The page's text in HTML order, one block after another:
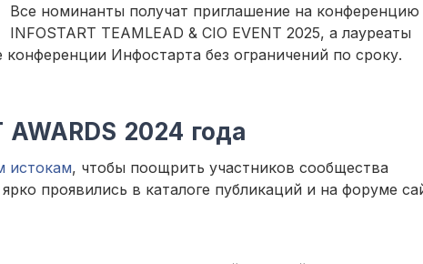
Все номинанты получат приглашение на конференцию
INFOSTART TEAMLEAD & CIO EVENT 2025, а лауреаты
Инфостарта без ограничений по сроку.
2024 года
истокам, чтобы поощрить участников сообщества
проявились в каталоге публикаций и на форуме